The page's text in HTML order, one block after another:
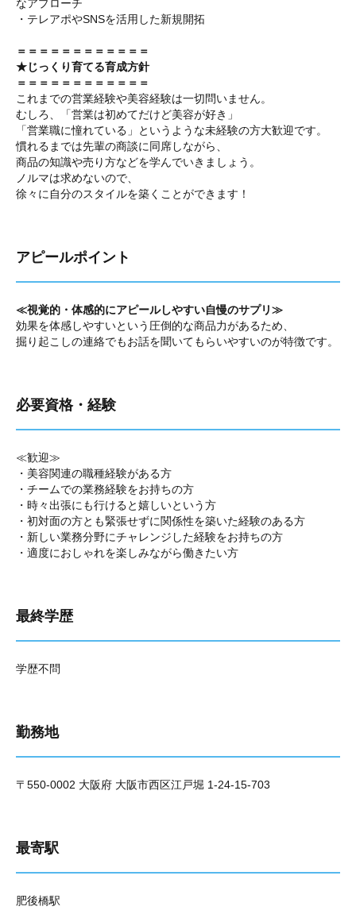
なアプローチ
・テレアポやSNSを活用した新規開拓
＝＝＝＝＝＝＝＝＝＝＝＝
★じっくり育てる育成方針
＝＝＝＝＝＝＝＝＝＝＝＝
これまでの営業経験や美容経験は一切問いません。
むしろ、「営業は初めてだけど美容が好き」
「営業職に憧れている」というような未経験の方大歓迎です。
慣れるまでは先輩の商談に同席しながら、
商品の知識や売り方などを学んでいきましょう。
ノルマは求めないので、
徐々に自分のスタイルを築くことができます！
アピールポイント
≪視覚的・体感的にアピールしやすい自慢のサプリ≫
効果を体感しやすいという圧倒的な商品力があるため、
掘り起こしの連絡でもお話を聞いてもらいやすいのが特徴です。
必要資格・経験
≪歓迎≫
・美容関連の職種経験がある方
・チームでの業務経験をお持ちの方
・時々出張にも行けると嬉しいという方
・初対面の方とも緊張せずに関係性を築いた経験のある方
・新しい業務分野にチャレンジした経験をお持ちの方
・適度におしゃれを楽しみながら働きたい方
最終学歴
学歴不問
勤務地
〒550-0002 大阪府 大阪市西区江戸堀 1-24-15-703
最寄駅
肥後橋駅